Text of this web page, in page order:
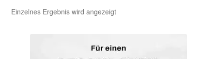
Gutscheine und Aktionen
Einzelnes Ergebnis wird angezeigt